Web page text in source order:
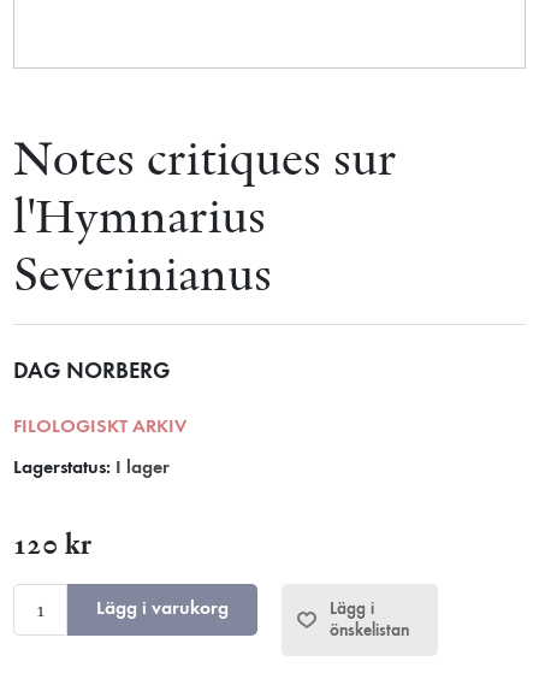
Notes critiques sur
l'Hymnarius
Severinianus
DAG NORBERG
FILOLOGISKT ARKIV
Lagerstatus: I lager
120 kr
Lägg i varukorg
Lägg i
önskelistan